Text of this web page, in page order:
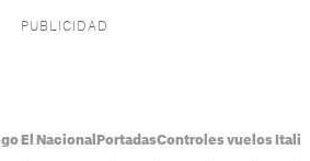
El Nacional PortadasControles vuelos Italia